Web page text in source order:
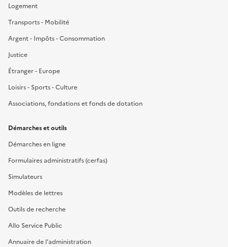
Logement
Transports - Mobilité
Argent - Impôts - Consommation
Justice
Étranger - Europe
Loisirs - Sports - Culture
Associations, fondations et fonds de dotation
Démarches et outils
Démarches en ligne
Formulaires administratifs (cerfas)
Simulateurs
Modèles de lettres
Outils de recherche
Allo Service Public
Annuaire de l'administration